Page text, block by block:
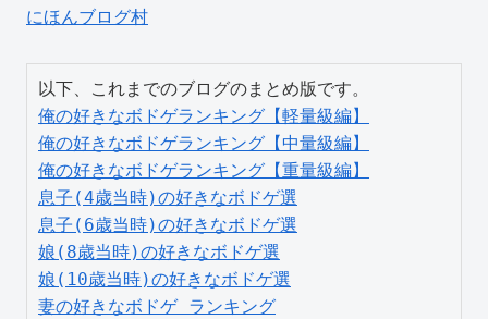
にほんブログ村
俺の好きなボドゲランキング【軽量級編】
俺の好きなボドゲランキング【中量級編】
俺の好きなボドゲランキング【重量級編】
息子(4歳当時)の好きなボドゲ選
息子(6歳当時)の好きなボドゲ選
娘(8歳当時)の好きなボドゲ選
娘(10歳当時)の好きなボドゲ選
妻の好きなボドゲ ランキング